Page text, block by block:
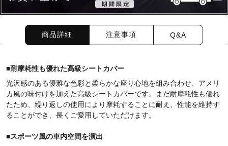
商品詳細 注意事項 Q&A
■耐摩耗性も優れた高級シートカバー
光沢感のある優雅な色彩と柔らかな座り心地を組み合わせ、アメリ
カ風の味付けを加えた高級シートカバーです。まだ耐摩耗性も優れ
たため、繰り返しの使用により摩耗することに耐え、性能を維持す
ることができ、長くご愛用していただけます。
■スポーツ風の車内空間を演出